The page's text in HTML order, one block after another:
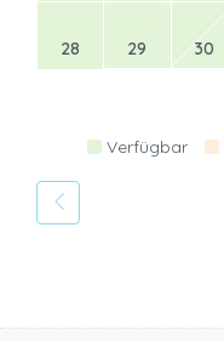
28 29 30
Verfügbar